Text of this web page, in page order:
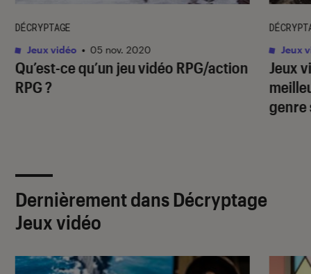
Qu’est-ce qu’un jeu vidéo RPG/action
RPG ?
DÉCRYPTAGE
Jeux vidéo • 05 nov. 2020
Jeux
genre
Jeux
Dernièrement dans Décryptage
Jeux vidéo